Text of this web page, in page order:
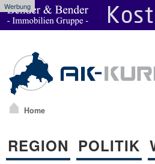
Werbung
Home
REGION POLITIK